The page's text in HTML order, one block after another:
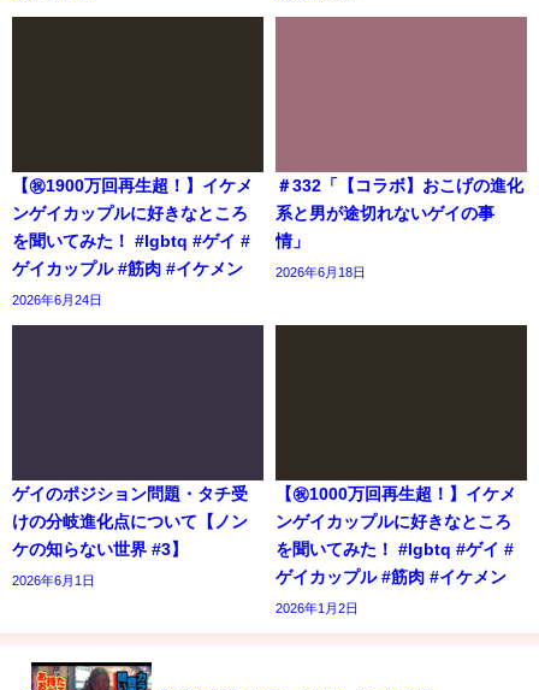
【㊗️1900万回再生超！】イケメ
ンゲイカップルに好きなところ
を聞いてみた！ #lgbtq #ゲイ #
ゲイカップル #筋肉 #イケメン
2026年6月24日
＃332「【コラボ】おこげの進化
系と男が途切れないゲイの事
情」
2026年6月18日
ゲイのポジション問題・タチ受
けの分岐進化点について【ノン
ケの知らない世界 #3】
2026年6月1日
【㊗️1000万回再生超！】イケメ
ンゲイカップルに好きなところ
を聞いてみた！ #lgbtq #ゲイ #
ゲイカップル #筋肉 #イケメン
2026年1月2日